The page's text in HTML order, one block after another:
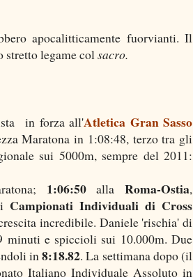
apocalitticamente fuorvianti. Il
stretto legame col sacro.
in forza all'Atletica Gran Sasso
Maratona in 1:08:48, terzo tra gli
sui 5000m, sempre del 2011:
1:06:50allaRoma-Ostia,
Campionati Individuali di Cross
incredibile. Daniele 'rischia' di
e spiccioli sui 10.000m. Due
in8:18.82. La settimana dopo (il
Italiano Individuale Assoluto in